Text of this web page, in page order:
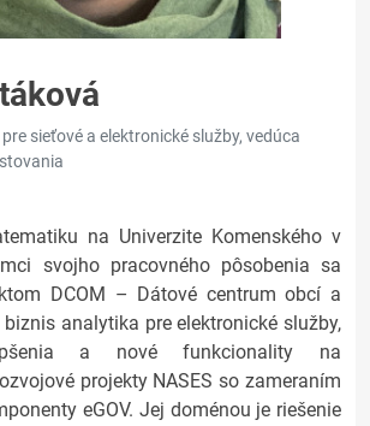
sieťové a elektronické služby, vedúca
na Univerzite Komenského v
svojho pracovného pôsobenia sa
DCOM – Dátové centrum obcí a
analytika pre elektronické služby,
a nové funkcionality na
projekty NASES so zameraním
eGOV. Jej doménou je riešenie